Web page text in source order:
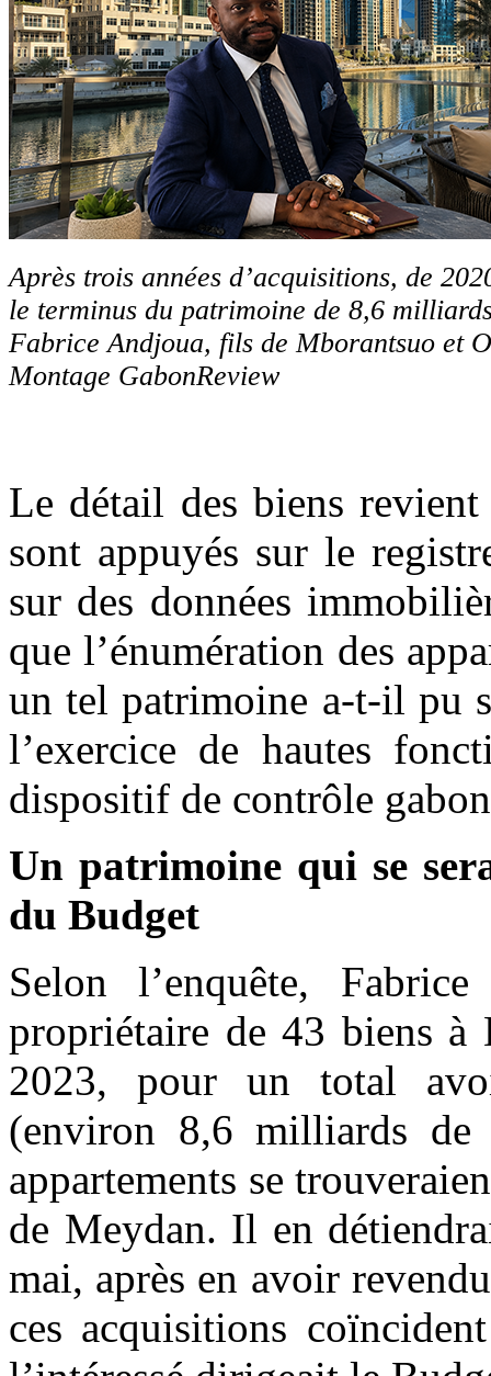
Après trois années d’acquisitions, de
le terminus du patrimoine de 8,6
Fabrice Andjoua, fils de Mborantsuo et
Montage GabonReview
Le détail des biens
sont appuyés sur le
sur des données
que l’énumération des
un tel patrimoine a-t-il pu
l’exercice de hautes
dispositif de contrôle
Un patrimoine qui se
du Budget
Selon l’enquête,
propriétaire de 43 biens à
2023, pour un total
(environ 8,6 milliards
appartements se
de Meydan. Il en
mai, après en avoir
ces acquisitions